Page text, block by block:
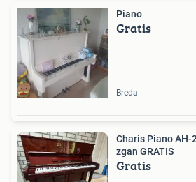
Piano
Gratis
Breda
Charis Piano AH-
zgan GRATIS
Gratis